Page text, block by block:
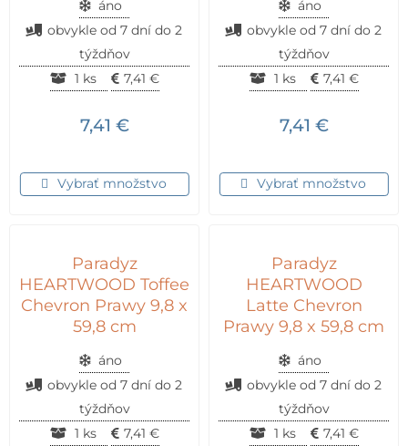
áno
obvykle od 7 dní do 2
týždňov
1 ks
7,41 €
7,41 €
Vybrať množstvo
áno
obvykle od 7 dní do 2
týždňov
1 ks
7,41 €
7,41 €
Vybrať množstvo
Paradyz
HEARTWOOD Toffee
Chevron Prawy 9,8 x
59,8 cm
áno
obvykle od 7 dní do 2
týždňov
1 ks
7,41 €
Paradyz
HEARTWOOD
Latte Chevron
Prawy 9,8 x 59,8 cm
áno
obvykle od 7 dní do 2
týždňov
1 ks
7,41 €